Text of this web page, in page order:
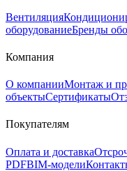
Вентиляция
оборудованиеБренды
Компания
О компанииМонтаж и
объектыСертификаты
Покупателям
Оплата и доставка
PDFBIM-модели